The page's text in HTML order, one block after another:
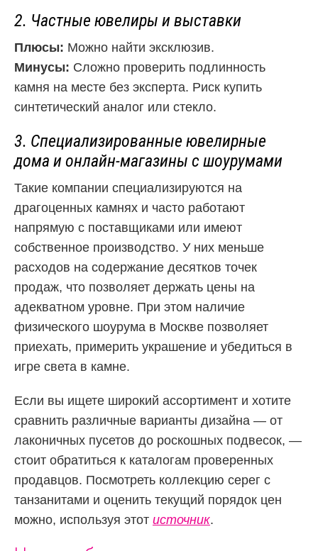
2. Частные ювелиры и выставки
Плюсы: Можно найти эксклюзив.
Минусы: Сложно проверить подлинность
камня на месте без эксперта. Риск купить
синтетический аналог или стекло.
3. Специализированные ювелирные
дома и онлайн-магазины с шоурумами
Такие компании специализируются на
драгоценных камнях и часто работают
напрямую с поставщиками или имеют
собственное производство. У них меньше
расходов на содержание десятков точек
продаж, что позволяет держать цены на
адекватном уровне. При этом наличие
физического шоурума в Москве позволяет
приехать, примерить украшение и убедиться в
игре света в камне.
Если вы ищете широкий ассортимент и хотите
сравнить различные варианты дизайна — от
лаконичных пусетов до роскошных подвесок, —
стоит обратиться к каталогам проверенных
продавцов. Посмотреть коллекцию серег с
танзанитами и оценить текущий порядок цен
можно, используя этот источник.